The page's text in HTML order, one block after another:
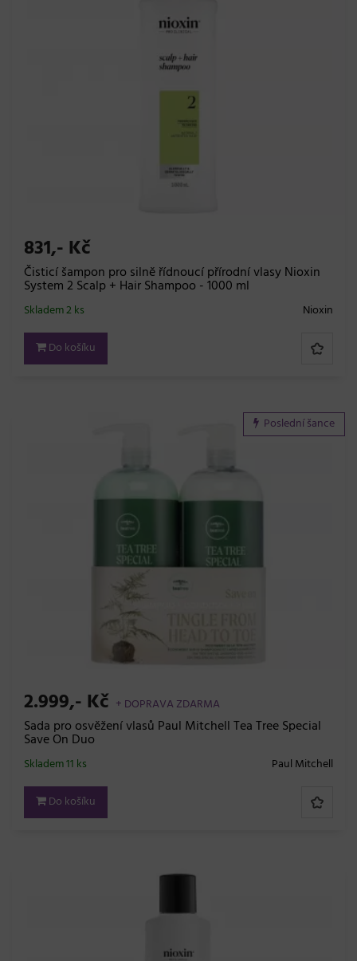
831,- Kč
Čisticí šampon pro silně řídnoucí přírodní vlasy Nioxin
System 2 Scalp + Hair Shampoo - 1000 ml
Nioxin
Skladem 2 ks
Do košíku
Poslední šance
2.999,- Kč + DOPRAVA ZDARMA
Sada pro osvěžení vlasů Paul Mitchell Tea Tree Special
Save On Duo
Paul Mitchell
Skladem 11 ks
Do košíku